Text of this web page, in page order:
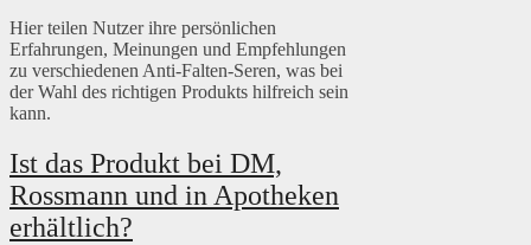
Hier teilen Nutzer ihre persönlichen
Erfahrungen, Meinungen und Empfehlungen
zu verschiedenen Anti-Falten-Seren, was bei
der Wahl des richtigen Produkts hilfreich sein
kann.
Ist das Produkt bei DM,
Rossmann und in Apotheken
erhältlich?